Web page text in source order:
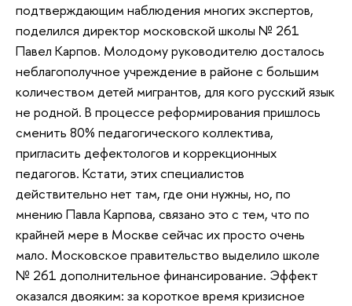
подтверждающим наблюдения многих экспертов,
поделился директор московской школы № 261
Павел Карпов. Молодому руководителю досталось
неблагополучное учреждение в районе с большим
количеством детей мигрантов, для кого русский язык
не родной. В процессе реформирования пришлось
сменить 80% педагогического коллектива,
пригласить дефектологов и коррекционных
педагогов. Кстати, этих специалистов
действительно нет там, где они нужны, но, по
мнению Павла Карпова, связано это с тем, что по
крайней мере в Москве сейчас их просто очень
мало. Московское правительство выделило школе
№ 261 дополнительное финансирование. Эффект
оказался двояким: за короткое время кризисное